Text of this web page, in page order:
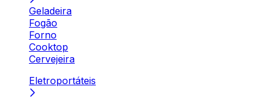
Geladeira
Fogão
Forno
Cooktop
Cervejeira
Eletroportáteis